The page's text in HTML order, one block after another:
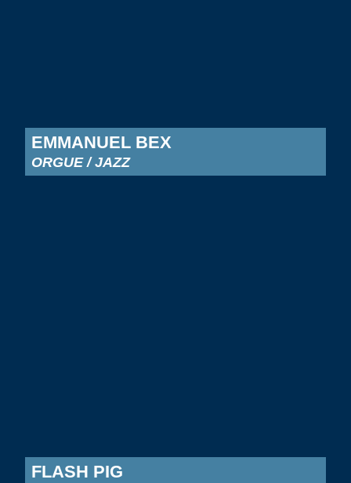
EMMANUEL BEX
ORGUE / JAZZ
FLASH PIG